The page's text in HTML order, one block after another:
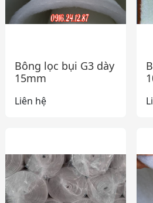
Bông lọc bụi G3 dày
15mm
Liên hệ